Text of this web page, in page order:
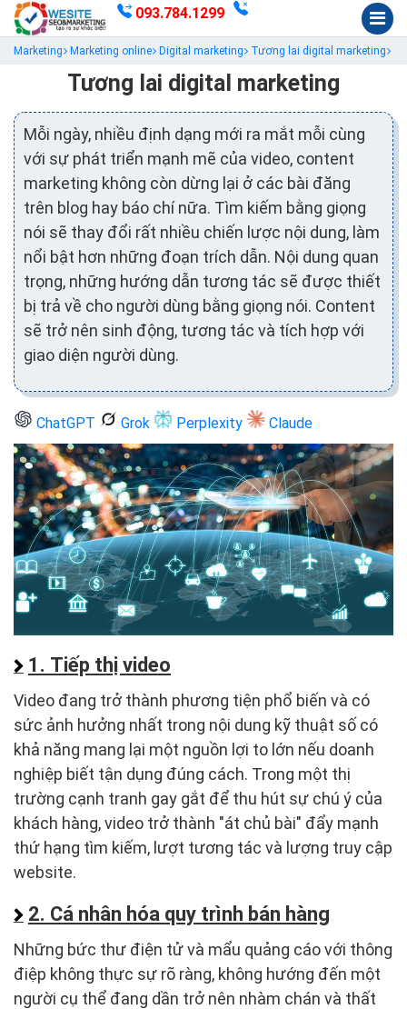
093.784.1299
Marketing Marketing online Digital marketing Tương lai digital marketing
Tương lai digital marketing
Mỗi ngày, nhiều định dạng mới ra mắt mỗi cùng
với sự phát triển mạnh mẽ của video, content
marketing không còn dừng lại ở các bài đăng
trên blog hay báo chí nữa. Tìm kiếm bằng giọng
nói sẽ thay đổi rất nhiều chiến lược nội dung, làm
nổi bật hơn những đoạn trích dẫn. Nội dung quan
trọng, những hướng dẫn tương tác sẽ được thiết
bị trả về cho người dùng bằng giọng nói. Content
sẽ trở nên sinh động, tương tác và tích hợp với
giao diện người dùng.
ChatGPT Grok Perplexity Claude
1. Tiếp thị video
Video đang trở thành phương tiện phổ biến và có
sức ảnh hưởng nhất trong nội dung kỹ thuật số có
khả năng mang lại một nguồn lợi to lớn nếu doanh
nghiệp biết tận dụng đúng cách. Trong một thị
trường cạnh tranh gay gắt để thu hút sự chú ý của
khách hàng, video trở thành "át chủ bài" đẩy mạnh
thứ hạng tìm kiếm, lượt tương tác và lượng truy cập
website.
2. Cá nhân hóa quy trình bán hàng
Những bức thư điện tử và mẩu quảng cáo với thông
điệp không thực sự rõ ràng, không hướng đến một
người cụ thể đang dần trở nên nhàm chán và thất